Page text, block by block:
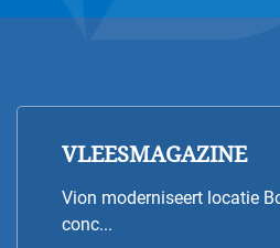
VLEESMAGAZINE
Vion moderniseert locatie
conc...